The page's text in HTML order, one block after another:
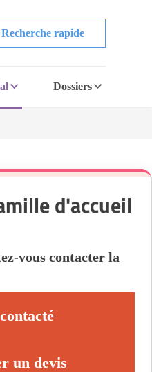
Recherche rapide
Dossiers
d'accueil
vous contacter la
un devis